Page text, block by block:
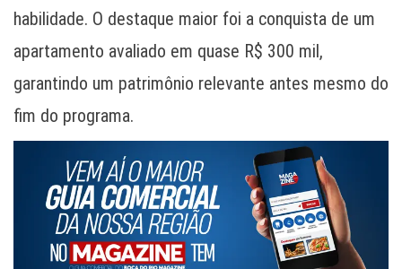
habilidade. O destaque maior foi a conquista de um
apartamento avaliado em quase R$ 300 mil,
garantindo um patrimônio relevante antes mesmo do
fim do programa.